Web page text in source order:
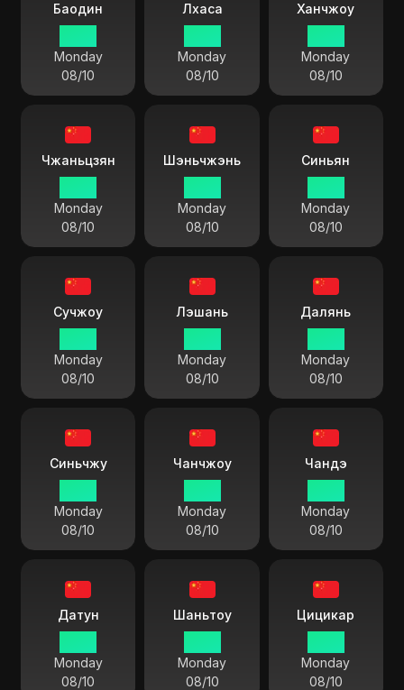
Баодин
Monday
08/10
Лхаса
Monday
08/10
Ханчжоу
Monday
08/10
Чжаньцзян
Monday
08/10
Шэньчжэнь
Monday
08/10
Синьян
Monday
08/10
Сучжоу
Monday
08/10
Лэшань
Monday
08/10
Далянь
Monday
08/10
Синьчжу
Monday
08/10
Чанчжоу
Monday
08/10
Чандэ
Monday
08/10
Датун
Monday
08/10
Шаньтоу
Monday
08/10
Цицикар
Monday
08/10